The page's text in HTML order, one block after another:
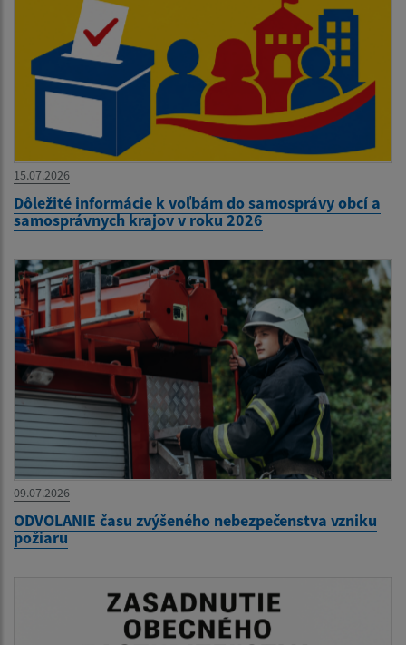
15.07.2026
Dôležité informácie k voľbám do samosprávy obcí a
samosprávnych krajov v roku 2026
09.07.2026
ODVOLANIE času zvýšeného nebezpečenstva vzniku
požiaru